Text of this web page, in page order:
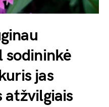
sodininkė
jas
atžvilgiais